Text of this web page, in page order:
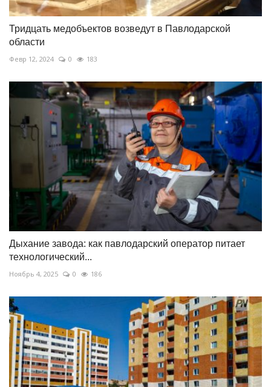
Тридцать медобъектов возведут в Павлодарской
области
Февр 12, 2024 0 183
Дыхание завода: как павлодарский оператор питает
технологический...
Ноябрь 4, 2025 0 186